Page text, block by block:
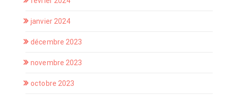
janvier 2024
décembre 2023
novembre 2023
octobre 2023